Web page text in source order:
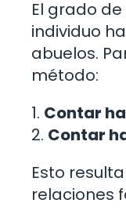
El grado
individuo
abuelos.
método:
1. Contar
2. Contar
Esto
relaciones